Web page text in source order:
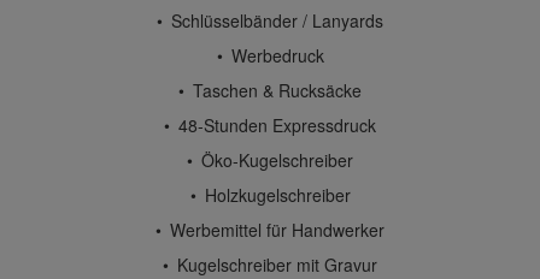
Schlüsselbänder / Lanyards
Werbedruck
Taschen & Rucksäcke
48-Stunden Expressdruck
Öko-Kugelschreiber
Holzkugelschreiber
Werbemittel für Handwerker
Kugelschreiber mit Gravur